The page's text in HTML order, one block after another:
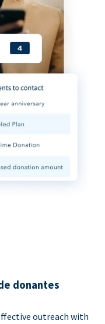
donantes
outreach with